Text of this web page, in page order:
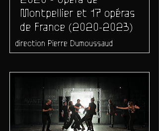
Montpellier et 17 opéras
de France (2020-2023)
direction Pierre Dumoussaud